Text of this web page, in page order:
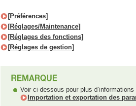
[Préférences]
[Réglages/Maintenance]
[Réglages des fonctions]
[Réglages de gestion]
Voir ci-dessous pour plus
Importation et exportation des